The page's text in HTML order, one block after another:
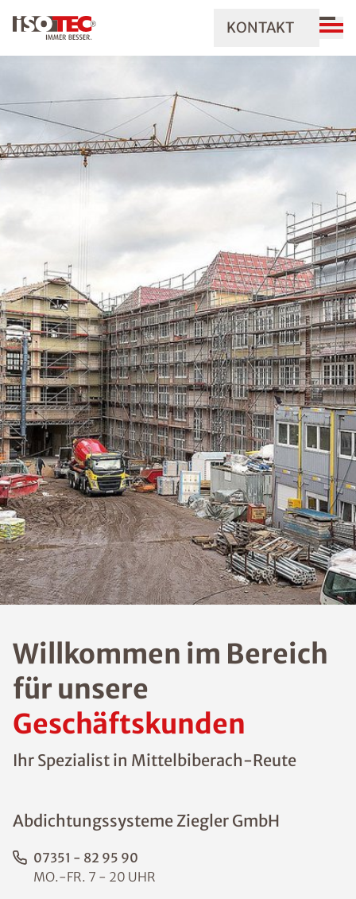
KONTAKT
Willkommen im Bereich
für unsere
Geschäftskunden
Ihr Spezialist in Mittelbiberach-Reute
Abdichtungssysteme Ziegler GmbH
07351 - 82 95 90
MO.-FR. 7 - 20 UHR